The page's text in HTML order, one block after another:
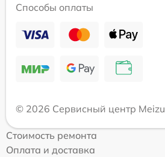
Способы оплаты
© 2026 Сервисный центр Meizu
Стоимость ремонта
Оплата и доставка